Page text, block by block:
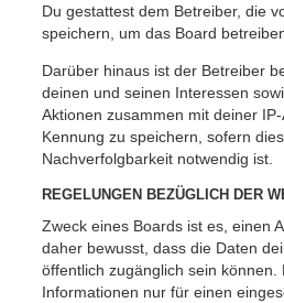
Du gestattest dem Betreiber, die
speichern, um das Board
Darüber hinaus ist der Betreiber
deinen und seinen Interessen
Aktionen zusammen mit deiner
Kennung zu speichern, sofern
Nachverfolgbarkeit notwendig ist.
REGELUNGEN BEZÜGLICH DER
Zweck eines Boards ist es, einen
daher bewusst, dass die Daten
öffentlich zugänglich sein
Informationen nur für einen